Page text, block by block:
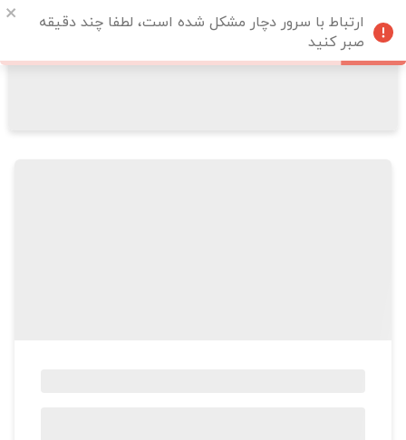
ارتباط با سرور دچار مشکل شده است، لطفا چند دقیقه
صبر کنید